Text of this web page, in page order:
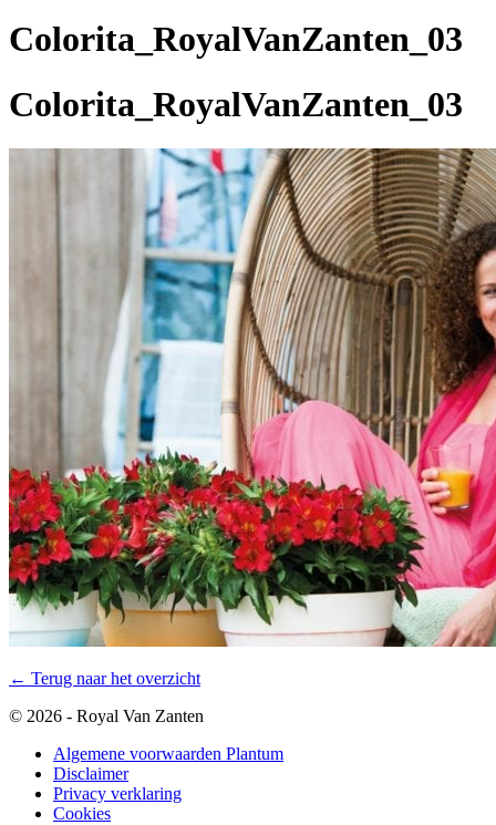
Colorita_RoyalVanZanten_03
Colorita_RoyalVanZanten_03
← Terug naar het overzicht
© 2026 - Royal Van Zanten
Algemene voorwaarden Plantum
Disclaimer
Privacy verklaring
Cookies